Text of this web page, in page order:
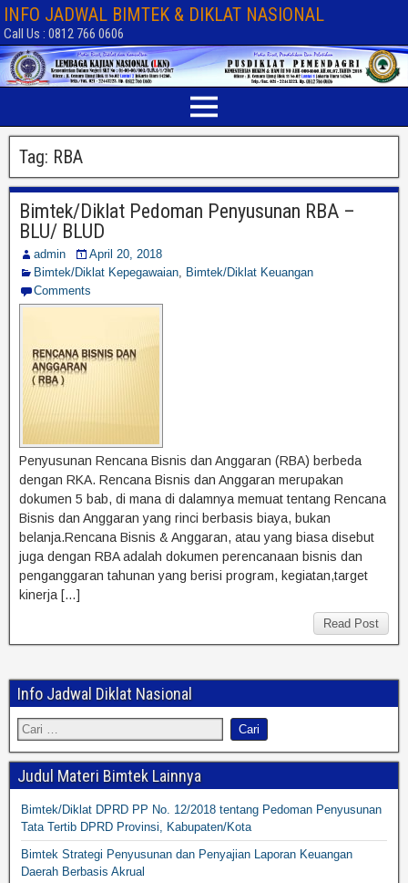
INFO JADWAL BIMTEK & DIKLAT NASIONAL
Call Us : 0812 766 0606
Tag: RBA
Bimtek/Diklat Pedoman Penyusunan RBA –
BLU/ BLUD
admin
April 20, 2018
Bimtek/Diklat Kepegawaian
Bimtek/Diklat Keuangan
Comments
Penyusunan Rencana Bisnis dan Anggaran (RBA) berbeda
dengan RKA. Rencana Bisnis dan Anggaran merupakan
dokumen 5 bab, di mana di dalamnya memuat tentang Rencana
Bisnis dan Anggaran yang rinci berbasis biaya, bukan
belanja.Rencana Bisnis & Anggaran, atau yang biasa disebut
juga dengan RBA adalah dokumen perencanaan bisnis dan
penganggaran tahunan yang berisi program, kegiatan,target
kinerja […]
Read Post
Info Jadwal Diklat Nasional
Judul Materi Bimtek Lainnya
Bimtek/Diklat DPRD PP No. 12/2018 tentang Pedoman Penyusunan
Tata Tertib DPRD Provinsi, Kabupaten/Kota
Bimtek Strategi Penyusunan dan Penyajian Laporan Keuangan
Daerah Berbasis Akrual